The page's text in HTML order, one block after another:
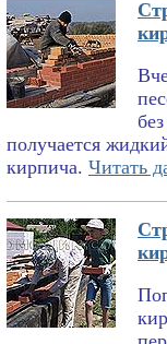
получается
кирпича. Читать